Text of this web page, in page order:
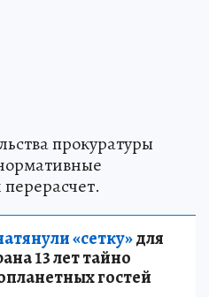
прокуратуры
«сетку»для
13 лет тайно
гостей